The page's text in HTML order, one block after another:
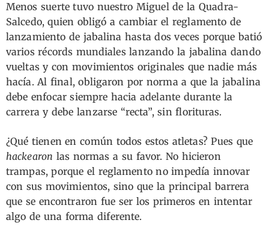
Menos suerte tuvo nuestro Miguel de la Quadra-
Salcedo, quien obligó a cambiar el reglamento de
lanzamiento de jabalina hasta dos veces porque batió
varios récords mundiales lanzando la jabalina dando
vueltas y con movimientos originales que nadie más
hacía. Al final, obligaron por norma a que la jabalina
debe enfocar siempre hacia adelante durante la
carrera y debe lanzarse “recta”, sin florituras.
¿Qué tienen en común todos estos atletas? Pues que
hackearon las normas a su favor. No hicieron
trampas, porque el reglamento no impedía innovar
con sus movimientos, sino que la principal barrera
que se encontraron fue ser los primeros en intentar
algo de una forma diferente.